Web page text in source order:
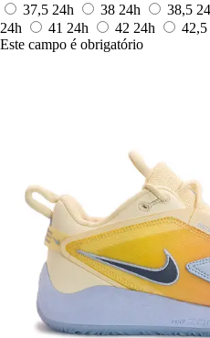
37,5 24h 38 24h 38,5
24h
41 24h 42 24h 42,5
Este campo é obrigatório